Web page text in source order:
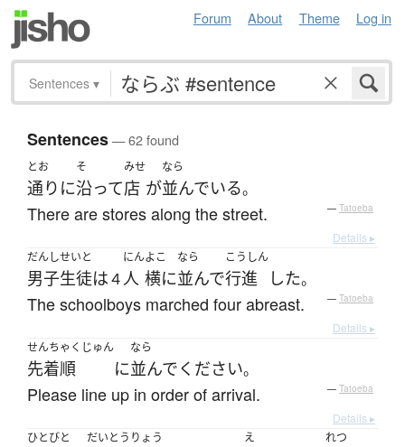
Forum About Theme Log in
Sentences ▾
Sentences— 62 found
とお
通り に
そ
沿って
みせ
店 が
なら
並んでいる。
There are stores along the street. — Tatoeba
Details ▸
だんしせいと
男子生徒は４
にん
人
よこ
横に
なら
並んで
こうしん
行進 した。
The schoolboys marched four abreast. — Tatoeba
Details ▸
せんちゃくじゅん
先着順 に
なら
並んでください。
Please line up in order of arrival. — Tatoeba
Details ▸
ひとびと
だいとうりょう え れつ